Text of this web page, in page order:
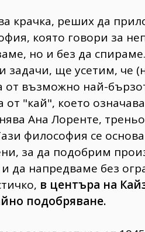
крачка, реших да
която говори за
но и без да
задачи, ще усетим, че
от възможно най-
от "кай", което
Ана Лоренте,
философия се
за да подобрим
да напредваме без
в центъра на
подобряване.